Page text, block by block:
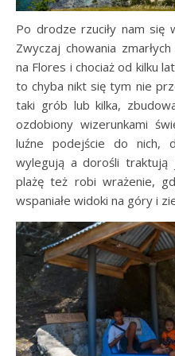
Po drodze rzuciły nam się
Zwyczaj chowania
na Flores i chociaż od kilku
to chyba nikt się tym nie
taki grób lub kilka,
ozdobiony wizerunkami
luźne podejście do nich,
wylegują a dorośli traktują
plażę też robi wrażenie,
wspaniałe widoki na góry i